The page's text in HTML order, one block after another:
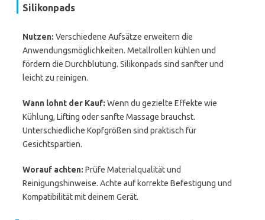
Silikonpads
Nutzen: Verschiedene Aufsätze erweitern die
Anwendungsmöglichkeiten. Metallrollen kühlen und
fördern die Durchblutung. Silikonpads sind sanfter und
leicht zu reinigen.
Wann lohnt der Kauf: Wenn du gezielte Effekte wie
Kühlung, Lifting oder sanfte Massage brauchst.
Unterschiedliche Kopfgrößen sind praktisch für
Gesichtspartien.
Worauf achten: Prüfe Materialqualität und
Reinigungshinweise. Achte auf korrekte Befestigung und
Kompatibilität mit deinem Gerät.